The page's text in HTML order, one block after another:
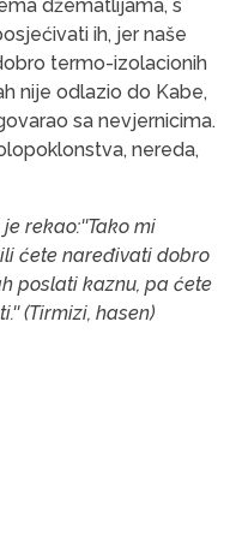
džematlijama, s
ih, jer naše
termo-izolacionih
nije odlazio do Kabe,
sa nevjernicima.
nereda,
rekao:''Tako mi
ćete naređivati dobro
poslati kaznu, pa ćete
(Tirmizi, hasen)